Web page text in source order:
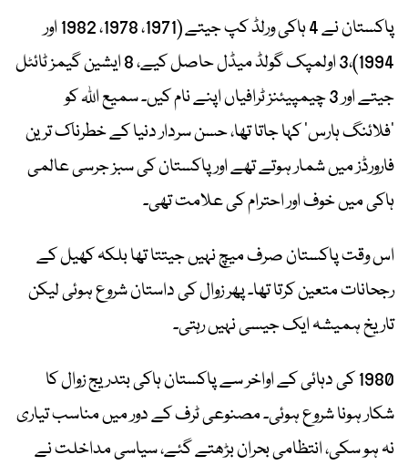
پاکستان نے 4 ہاکی ورلڈ کپ جیتے (1971، 1978، 1982 اور
1994)،3 اولمپک گولڈ میڈل حاصل کیے، 8 ایشین گیمز ٹائٹل
جیتے اور 3 چیمپیئنز ٹرافیاں اپنے نام کیں۔ سمیع اللہ کو
’فلائنگ ہارس‘ کہا جاتا تھا، حسن سردار دنیا کے خطرناک ترین
فارورڈز میں شمار ہوتے تھے اور پاکستان کی سبز جرسی عالمی
ہاکی میں خوف اور احترام کی علامت تھی۔
اس وقت پاکستان صرف میچ نہیں جیتتا تھا بلکہ کھیل کے
رجحانات متعین کرتا تھا۔ پھر زوال کی داستان شروع ہوئی لیکن
تاریخ ہمیشہ ایک جیسی نہیں رہتی۔
1980 کی دہائی کے اواخر سے پاکستان ہاکی بتدریج زوال کا
شکار ہونا شروع ہوئی۔ مصنوعی ٹرف کے دور میں مناسب تیاری
نہ ہو سکی، انتظامی بحران بڑھتے گئے، سیاسی مداخلت نے